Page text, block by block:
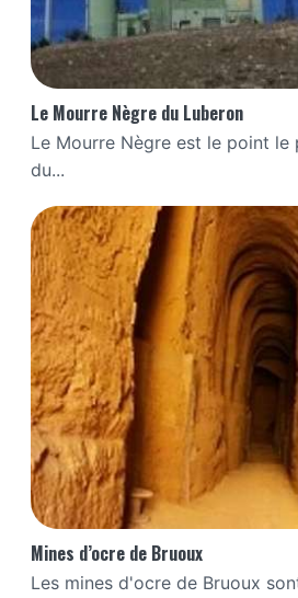
Le Mourre Nègre du Luberon
Le Mourre Nègre est le point le
du...
Mines d’ocre de Bruoux
Les mines d'ocre de Bruoux